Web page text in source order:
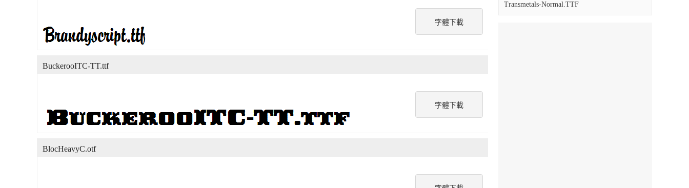
Transmetals-Normal.TTF
字體下載
字體下載
BuckerooITC-TT.ttf
BlocHeavyC.otf